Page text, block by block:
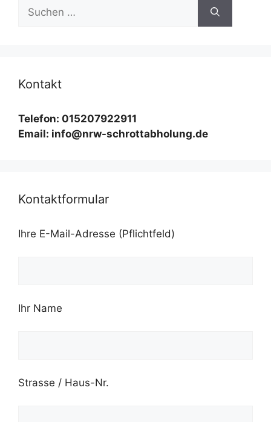
nach:
Kontakt
Telefon: 015207922911
Email: info@nrw-schrottabholung.de
Kontaktformular
Ihre E-Mail-Adresse (Pflichtfeld)
Ihr Name
Strasse / Haus-Nr.